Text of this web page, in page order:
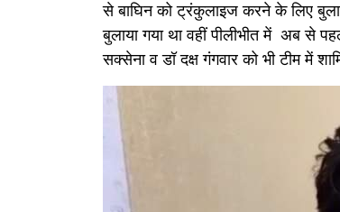
से बाघिन को ट्रंकुलाइज करने के लिए
बुलाया गया था वहीं पीलीभीत में अब से
सक्सेना व डॉ दक्ष गंगवार को भी टीम में